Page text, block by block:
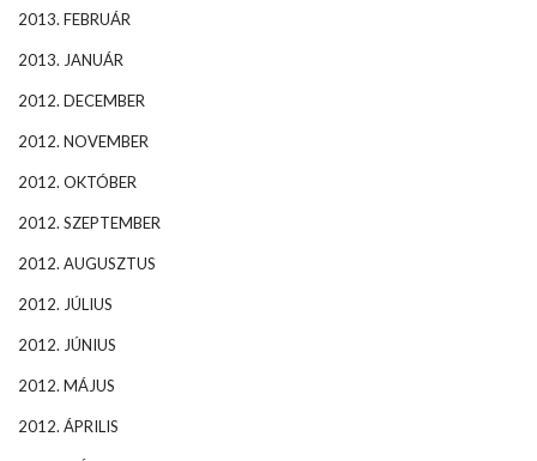
2013. FEBRUÁR
2013. JANUÁR
2012. DECEMBER
2012. NOVEMBER
2012. OKTÓBER
2012. SZEPTEMBER
2012. AUGUSZTUS
2012. JÚLIUS
2012. JÚNIUS
2012. MÁJUS
2012. ÁPRILIS